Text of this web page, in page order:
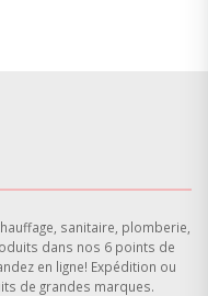
sanitaire, plomberie,
dans nos 6 points de
en ligne! Expédition ou
de grandes marques.